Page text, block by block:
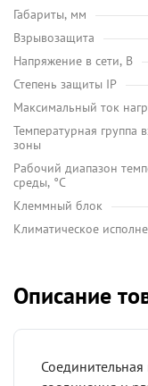
Габариты, мм
Взрывозащита
Напряжение в сети, В
Степень защиты IP
Максимальный ток
Температурная группа
зоны
Рабочий диапазон
среды, °C
Клеммный блок
Климатическое
Описание